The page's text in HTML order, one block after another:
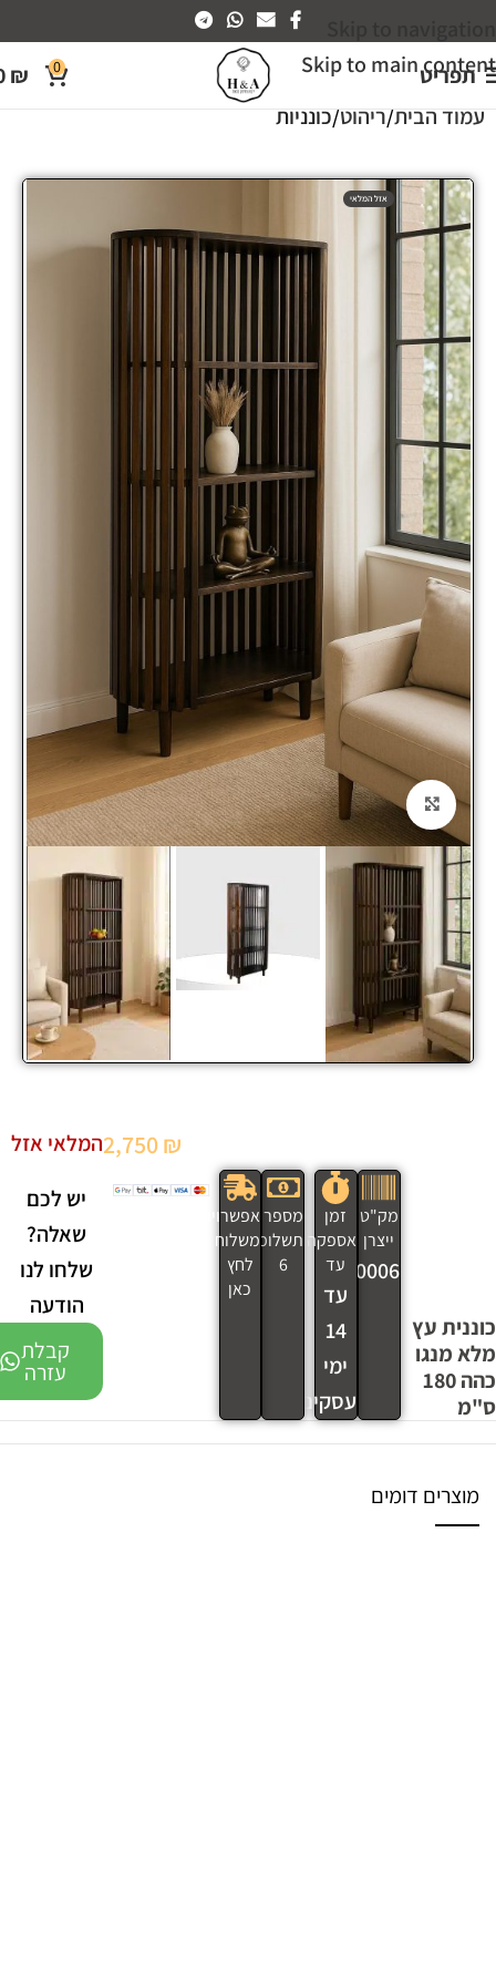
Skip to main content
תפריט 0
₪
עמוד הבית ריהוט כונניות
אזל המלאי
Click to enlarge
2,750₪ המלאי אזל
כוננית עץ
מלא מנגו
כהה 180
ס"מ
מק"ט
ייצרן
220006
זמן
אספקה
עד
עד
14
ימי
עסקים
מספר
תשלומים
6
אפשרויות
משלוח
לחץ
כאן
יש לכם
שאלה?
שלחו לנו
הודעה
קבלת
עזרה
מוצרים דומים